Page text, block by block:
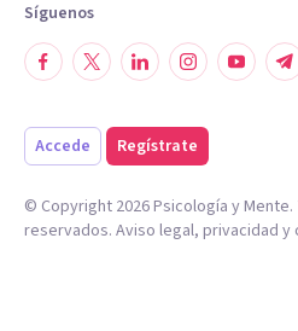
Síguenos
Accede Regístrate
© Copyright 2026Psicología y
reservados. Aviso legal, privacidad y